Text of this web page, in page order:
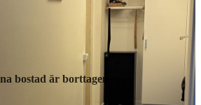
bostad är borttagen